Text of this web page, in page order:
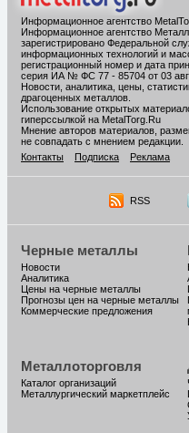
Информационное агентство
Информационное агентство
зарегистрировано Федеральной
информационных технологий и
регистрационный номер и дата
серия ИА № ФС 77 - 85704 от 03
Новости, аналитика, цены,
драгоценных металлов.
Использование открытых
гиперссылкой на MetalTorg.Ru
Мнение авторов материалов,
не совпадать с мнением редакции.
Контакты
Подписка Реклама
RSS
Черные металлы
Новости
Аналитика
Цены на черные металлы
Прогнозы цен на черные металлы
Коммерческие предложения
Металлоторговля
Каталог организаций
Металлургический маркетплейс